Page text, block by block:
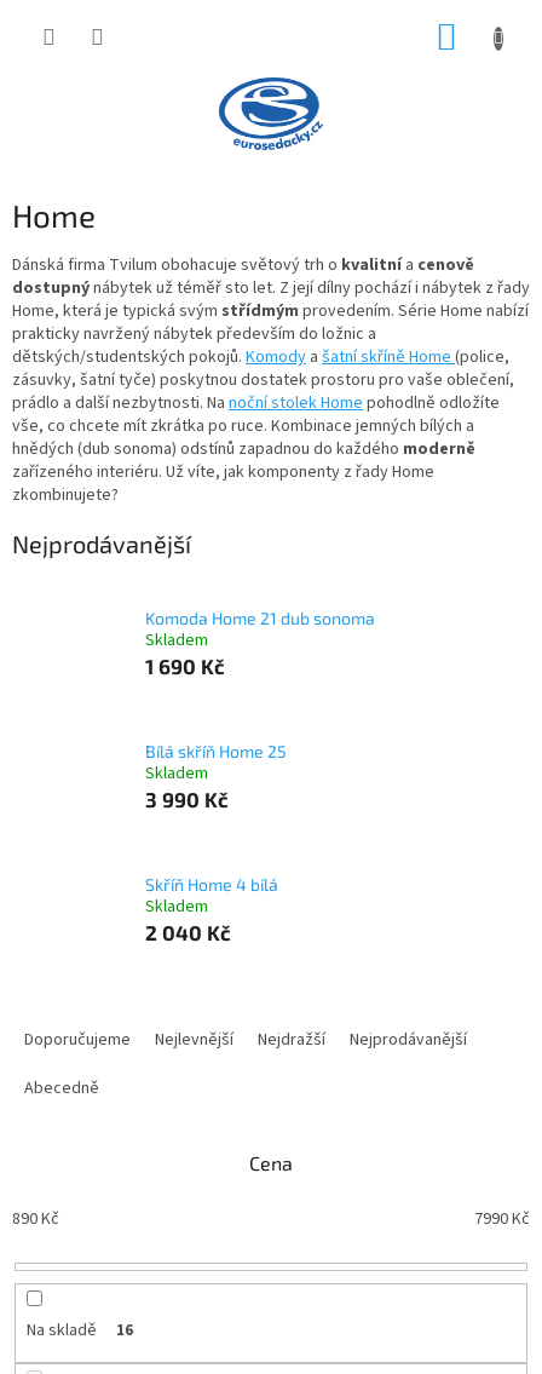
Home
Dánská firma Tvilum obohacuje světový trh o kvalitnía cenově
dostupnýnábytek už téměř sto let. Z její dílny pochází i nábytek z řady
Home, která je typická svým střídmým provedením. Série Home nabízí
prakticky navržený nábytek především do ložnic a
dětských/studentských pokojů. Komody a šatní skříně Home (police,
zásuvky, šatní tyče) poskytnou dostatek prostoru pro vaše oblečení,
prádlo a další nezbytnosti. Na noční stolek Home pohodlně odložíte
vše, co chcete mít zkrátka po ruce. Kombinace jemných bílých a
hnědých (dub sonoma) odstínů zapadnou do každého moderně
zařízeného interiéru. Už víte, jak komponenty z řadyHome
zkombinujete?
Nejprodávanější
Komoda Home 21 dub sonoma
Skladem
1 690 Kč
Bílá skříň Home 25
Skladem
3 990 Kč
Skříň Home 4 bílá
Skladem
2 040 Kč
o
u
ů
Doporučujeme Nejlevnější Nejdražší
Nejprodávanější
Abecedně
Cena
890Kč 7990Kč
Na skladě 16